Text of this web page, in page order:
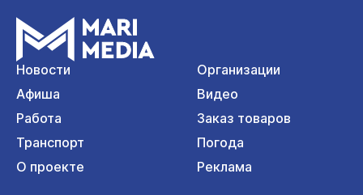
Новости
Организации
Афиша
Видео
Работа
Заказ товаров
Транспорт
Погода
О проекте
Реклама